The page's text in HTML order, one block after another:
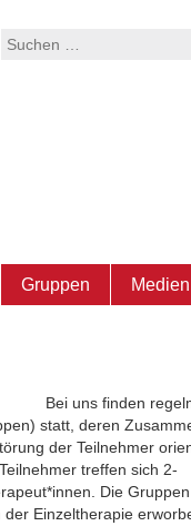
Suchen
Gruppen
Bei uns finden
statt, deren
der Teilnehmer
treffen sich 2-
Die
Einzeltherapie